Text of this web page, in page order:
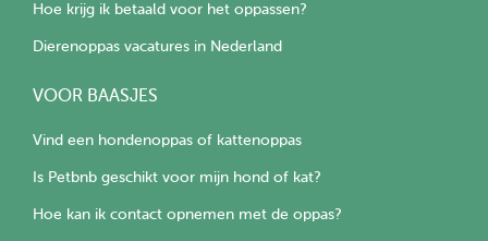
Hoe krijg ik betaald voor het oppassen?
Dierenoppas vacatures in Nederland
VOOR BAASJES
Vind een hondenoppas of kattenoppas
Is Petbnb geschikt voor mijn hond of kat?
Hoe kan ik contact opnemen met de oppas?